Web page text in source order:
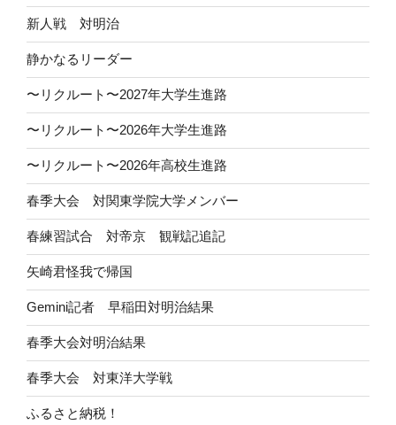
新人戦 対明治
静かなるリーダー
〜リクルート〜2027年大学生進路
〜リクルート〜2026年大学生進路
〜リクルート〜2026年高校生進路
春季大会 対関東学院大学メンバー
春練習試合 対帝京 観戦記追記
矢崎君怪我で帰国
Gemini記者 早稲田対明治結果
春季大会対明治結果
春季大会 対東洋大学戦
ふるさと納税！